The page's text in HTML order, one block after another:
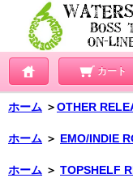
カート
ホーム ＞OTHER
ホーム ＞ EMO/INDIE
ホーム ＞ TOPSHELF